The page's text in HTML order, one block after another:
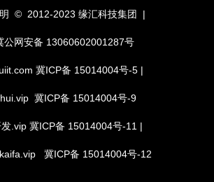
© 2012-2023 缘汇科技集团 |
公网安备 13060602001287号
冀ICP备 15014004号-5 |
冀ICP备 15014004号-9
.vip 冀ICP备 15014004号-11 |
冀ICP备 15014004号-12